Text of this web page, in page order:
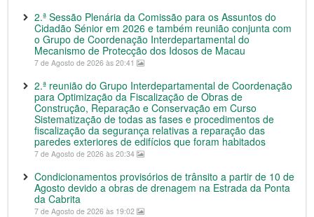
2.ª Sessão Plenária da Comissão para os Assuntos do
Cidadão Sénior em 2026 e também reunião conjunta com
o Grupo de Coordenação Interdepartamental do
Mecanismo de Protecção dos Idosos de Macau
7 de Agosto de 2026 às 20:41
2.ª reunião do Grupo Interdepartamental de Coordenação
para Optimização da Fiscalização de Obras de
Construção, Reparação e Conservação em Curso
Sistematização de todas as fases e procedimentos de
fiscalização da segurança relativas a reparação das
paredes exteriores de edifícios que foram habitados
7 de Agosto de 2026 às 20:34
Condicionamentos provisórios de trânsito a partir de 10 de
Agosto devido a obras de drenagem na Estrada da Ponta
da Cabrita
7 de Agosto de 2026 às 19:02